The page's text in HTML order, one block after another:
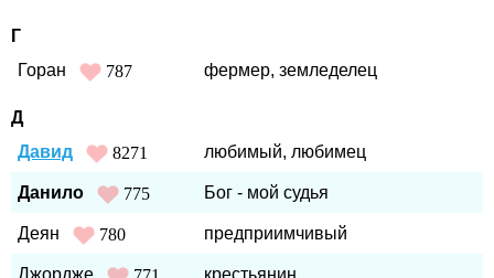
Г
Горан
787 фермер, земледелец
Д
Давид
8271 любимый, любимец
Данило 775 Бог - мой судья
Деян 780 предприимчивый